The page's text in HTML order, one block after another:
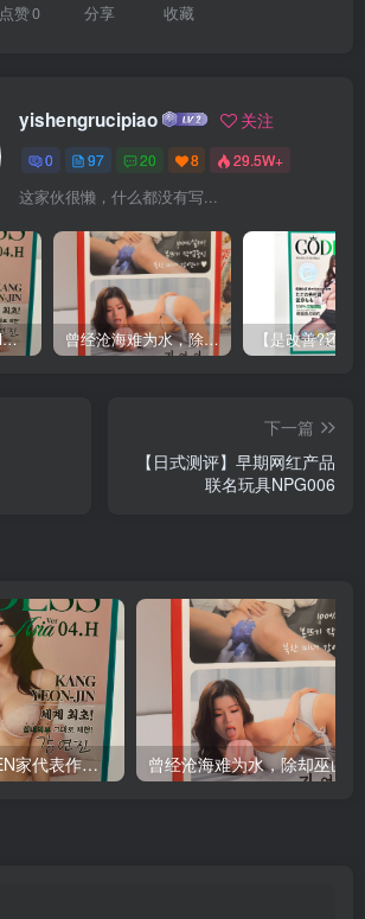
点赞0 分享 收藏
yishengrucipiao 关注
0 97 20 8 29.5W+
这家伙很懒，什么都没有写...
KKANG二代，SEN家代表作品”朝鲜女二代”！！ 曾经沧海难为水，除却巫山不是云 —SENSBODY之江妍娜评测今天给大家测评sensbody家的一款rich soft 软度的玩具“kang朝鲜女”，我是最早一批发现并尝试该品牌的玩家之一，所以拍的是老款包装的红盒子~【简测】
下一篇
【日式测评】早期网红产品
联名玩具NPG006
KKANG二代，SEN家代表作品”朝鲜女二代”！！